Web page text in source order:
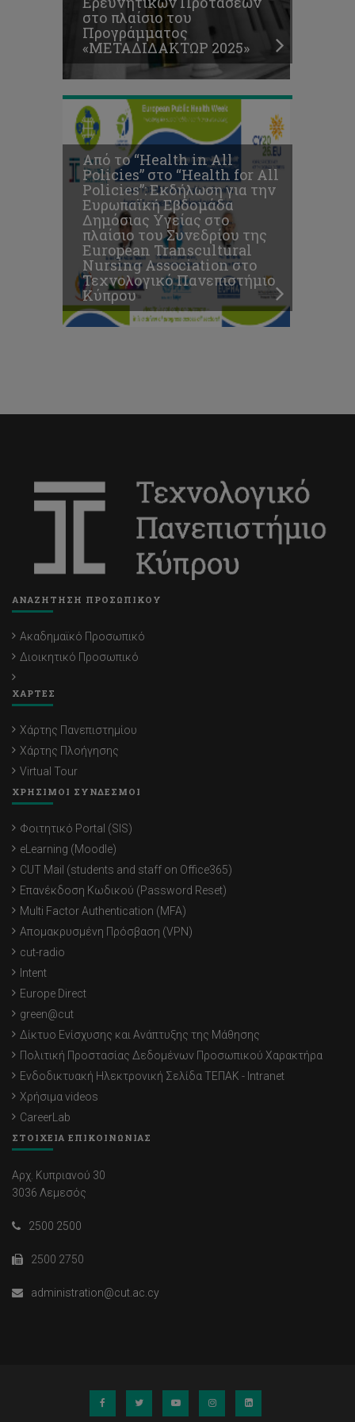
στο πλαίσιο του
Προγράμματος
«ΜΕΤΑΔΙΔΑΚΤΩΡ 2025»
στο
Τεχνολογικό
Πανεπιστήμιο
Κύπρου
Από το “Health in All
Policies” στο “Health for All
Policies”: Εκδήλωση για την
Ευρωπαϊκή Εβδομάδα
Δημόσιας Υγείας στο
πλαίσιο του Συνεδρίου της
European Transcultural
Nursing Association στο
Τεχνολογικό Πανεπιστήμιο
Κύπρου
ΑΝΑΖΗΤΗΣΗ ΠΡΟΣΩΠΙΚΟΥ
Ακαδημαϊκό Προσωπικό
Διοικητικό Προσωπικό
ΧΑΡΤΕΣ
Χάρτης Πανεπιστημίου
Χάρτης Πλοήγησης
Virtual Tour
ΧΡΗΣΙΜΟΙ ΣΥΝΔΕΣΜΟΙ
Φοιτητικό Portal (SIS)
eLearning (Moodle)
CUT Mail (students and staff on Office365)
Επανέκδοση Κωδικού (Password Reset)
Multi Factor Authentication (MFA)
Απομακρυσμένη Πρόσβαση (VPN)
cut-radio
Intent
Europe Direct
green@cut
Δίκτυο Ενίσχυσης και Ανάπτυξης της Μάθησης
Πολιτική Προστασίας Δεδομένων Προσωπικού Χαρακτήρα
Ενδοδικτυακή Ηλεκτρονική Σελίδα ΤΕΠΑΚ - Intranet
Χρήσιμα videos
CareerLab
ΣΤΟΙΧΕΙΑ ΕΠΙΚΟΙΝΩΝΙΑΣ
Αρχ. Κυπριανού 30
3036 Λεμεσός
2500 2500
2500 2750
administration@cut.ac.cy